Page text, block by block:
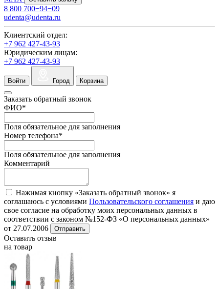
8 800 700−94−09
udenta@udenta.ru
Клиентский отдел:
+7 962 427-43-93
Юридическим лицам:
+7 962 427-43-93
Войти Город Корзина
Заказать обратный звонок
ФИО*
Поля обязательное для заполнения
Номер телефона*
Поля обязательное для заполнения
Комментарий
Нажимая кнопку «Заказать обратный звонок» я
соглашаюсь с условиями Пользовательского соглашения и даю
свое согласие на обработку моих персональных данных в
соответствии с законом №152-ФЗ «О персональных данных»
от 27.07.2006
Отправить
Оставить отзыв
на товар